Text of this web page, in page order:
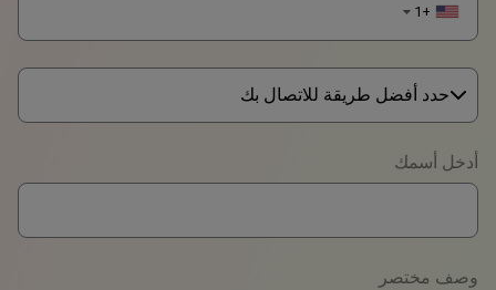
+1
▼
حدد أفضل طريقة للاتصال بك
WhatsApp
Viber
Telegram
أدخل أسمك
وصف مختصر